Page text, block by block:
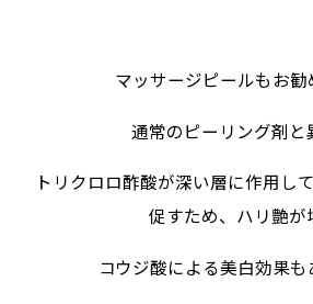
マッサージピールもお勧
通常のピーリング剤と
トリクロロ酢酸が深い層に作用し
促すため、ハリ艶が
コウジ酸による美白効果も